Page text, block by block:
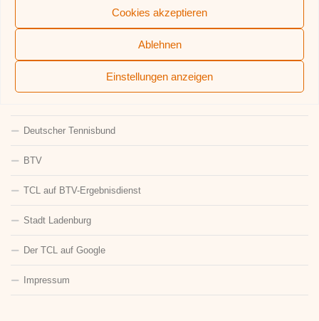
Cookies akzeptieren
Ablehnen
Einstellungen anzeigen
Deutscher Tennisbund
BTV
TCL auf BTV-Ergebnisdienst
Stadt Ladenburg
Der TCL auf Google
Impressum